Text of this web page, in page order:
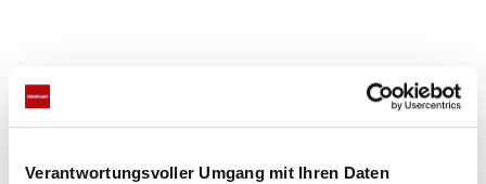
Verantwortungsvoller Umgang mit Ihren Daten
Am 15. Februar 2020 spielte Andrea Berg in der